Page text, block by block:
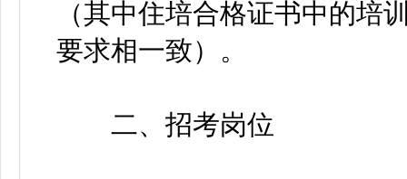
（其中住培合格证书中的培
要求相一致）。
二、招考岗位